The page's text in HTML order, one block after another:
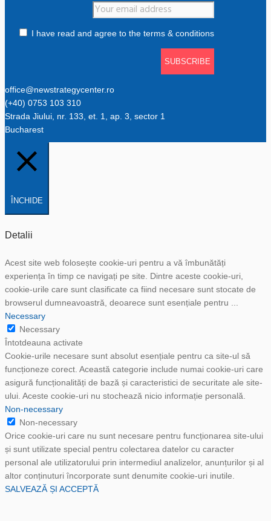
I have read and agree to the terms & conditions
office@newstrategycenter.ro
(+40) 0753 103 310
Strada Jiului, nr. 133, et. 1, ap. 3, sector 1
Bucharest
ÎNCHIDE
Detalii
Acest site web folosește cookie-uri pentru a vă îmbunătăți
experiența în timp ce navigați pe site. Dintre aceste cookie-uri,
cookie-urile care sunt clasificate ca fiind necesare sunt stocate de
browserul dumneavoastră, deoarece sunt esențiale pentru
Necessary
Necessary
Întotdeauna activate
Cookie-urile necesare sunt absolut esențiale pentru ca site-ul să
funcționeze corect. Această categorie include numai cookie-uri care
asigură funcționalități de bază și caracteristici de securitate ale site-
ului. Aceste cookie-uri nu stochează nicio informație personală.
Non-necessary
Non-necessary
Orice cookie-uri care nu sunt necesare pentru funcționarea site-ului
și sunt utilizate special pentru colectarea datelor cu caracter
personal ale utilizatorului prin intermediul analizelor, anunțurilor și al
altor conținuturi încorporate sunt denumite cookie-uri inutile.
SALVEAZĂ ȘI ACCEPTĂ